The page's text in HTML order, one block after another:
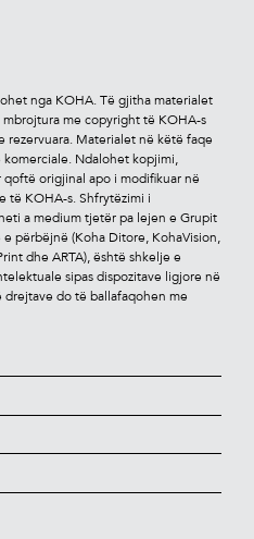
nga KOHA. Të gjitha materialet
me copyright të KOHA-s
rezervuara. Materialet në këtë faqe
Ndalohet kopjimi,
origjinal apo i modiﬁkuar në
të KOHA-s. Shfrytëzimi i
a medium tjetër pa lejen e Grupit
përbëjnë (Koha Ditore, KohaVision,
dhe ARTA), është shkelje e
sipas dispozitave ligjore në
do të ballafaqohen me